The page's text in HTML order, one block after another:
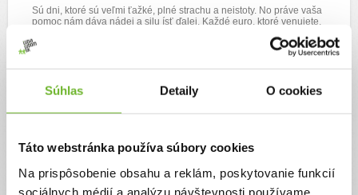
Súhlas Detaily O cookies
Táto webstránka používa súbory cookies
Na prispôsobenie obsahu a reklám, poskytovanie funkcií
sociálnych médií a analýzu návštevnosti používame
Sú dni, ktoré sú veľmi ťažké, plné strachu a neistoty. No práve vaša
pomoc nám dáva nádej a silu ísť ďalej. Každé euro, ktoré venujete,
život pre Šárku.
Z celého srdca ďakujeme všetkým, ktorí už pomohli, aj tým, ktorí na
slovami opísať.
Veľké úprimné ĎAKUJEME patrí aj platforme Ľudia ľuďom, ktorá